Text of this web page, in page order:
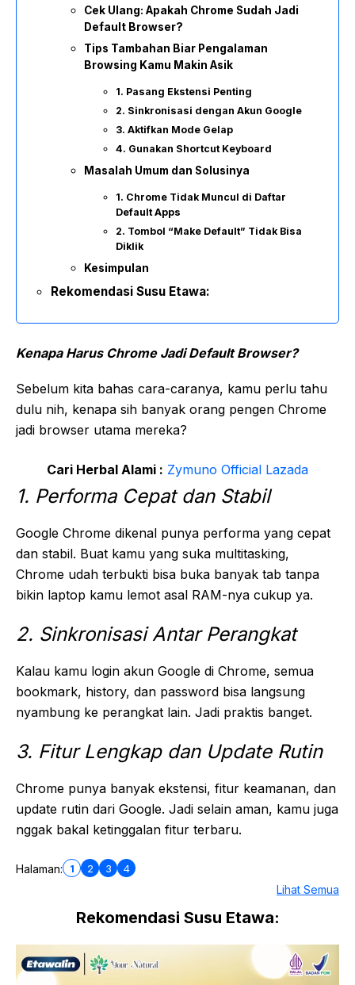
Cek Ulang: Apakah Chrome Sudah Jadi
Default Browser?
Tips Tambahan Biar Pengalaman
Browsing Kamu Makin Asik
1. Pasang Ekstensi Penting
2. Sinkronisasi dengan Akun Google
3. Aktifkan Mode Gelap
4. Gunakan Shortcut Keyboard
Masalah Umum dan Solusinya
1. Chrome Tidak Muncul di Daftar
Default Apps
2. Tombol “Make Default” Tidak Bisa
Diklik
Kesimpulan
Rekomendasi Susu Etawa:
Kenapa Harus Chrome Jadi Default Browser?
Sebelum kita bahas cara-caranya, kamu perlu tahu
dulu nih, kenapa sih banyak orang pengen Chrome
jadi browser utama mereka?
Cari Herbal Alami : Zymuno Official Lazada
1. Performa Cepat dan Stabil
Google Chrome dikenal punya performa yang cepat
dan stabil. Buat kamu yang suka multitasking,
Chrome udah terbukti bisa buka banyak tab tanpa
bikin laptop kamu lemot asal RAM-nya cukup ya.
2. Sinkronisasi Antar Perangkat
Kalau kamu login akun Google di Chrome, semua
bookmark, history, dan password bisa langsung
nyambung ke perangkat lain. Jadi praktis banget.
3. Fitur Lengkap dan Update Rutin
Chrome punya banyak ekstensi, fitur keamanan, dan
update rutin dari Google. Jadi selain aman, kamu juga
nggak bakal ketinggalan fitur terbaru.
Halaman: 1 2 3 4
Lihat Semua
Rekomendasi Susu Etawa: